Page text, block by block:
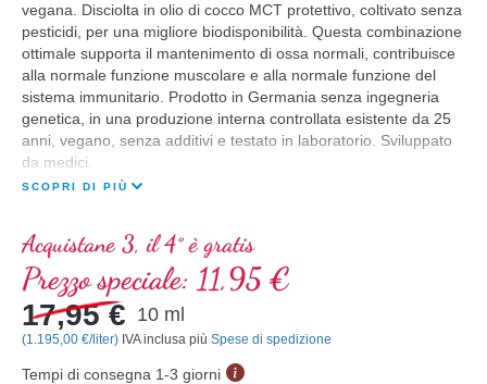
vegana. Disciolta in olio di cocco MCT protettivo, coltivato senza
pesticidi, per una migliore biodisponibilità. Questa combinazione
ottimale supporta il mantenimento di ossa normali, contribuisce
alla normale funzione muscolare e alla normale funzione del
sistema immunitario. Prodotto in Germania senza ingegneria
genetica, in una produzione interna controllata esistente da 25
anni, vegano, senza additivi e testato in laboratorio. Sviluppato
da medici.
SCOPRI DI PIÙ
Acquistane 3, il 4° è gratis
Prezzo speciale: 11,95 €
17,95 € 10 ml
(1.195,00 €/liter) IVA inclusa più Spese di spedizione
Tempi di consegna 1-3 giorni